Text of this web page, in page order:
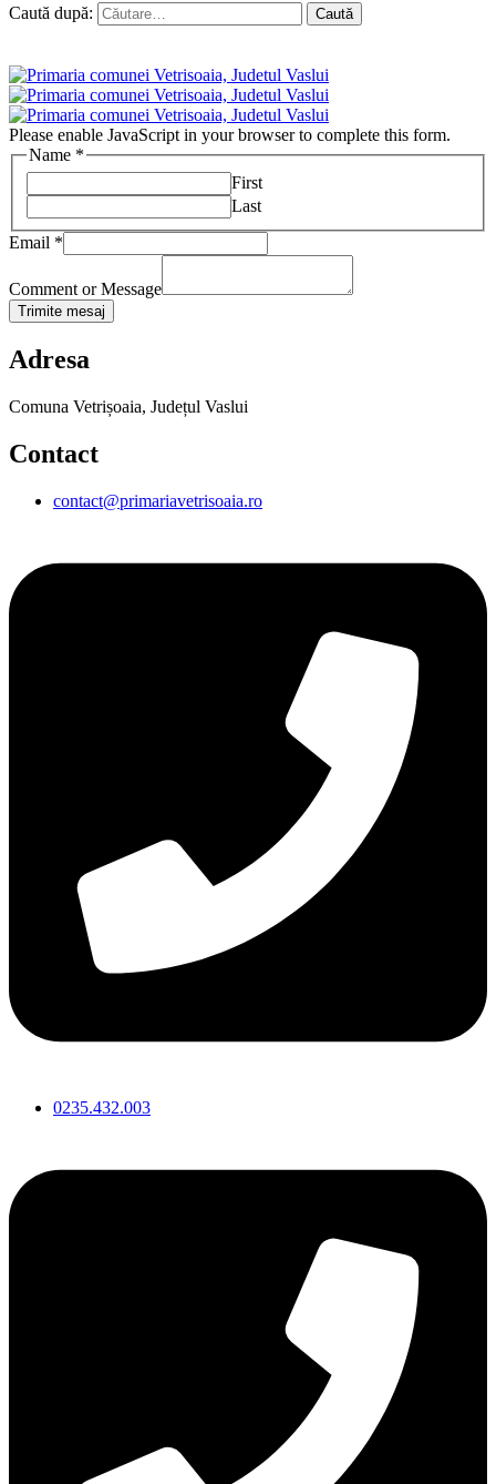
Caută după:
Please enable JavaScript in your browser to complete this form.
Name *
First
Last
Email *
Comment or Message
Trimite mesaj
Adresa
Comuna Vetrișoaia, Județul Vaslui
Contact
contact@primariavetrisoaia.ro
0235.432.003